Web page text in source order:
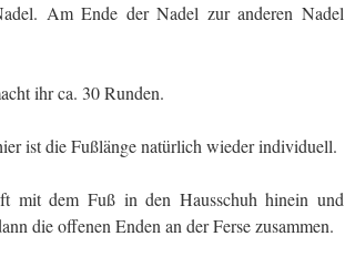
Am Ende der Nadel zur anderen Nadel
ihr ca. 30 Runden.
ist die Fußlänge natürlich wieder individuell.
mit dem Fuß in den Hausschuh hinein und
die offenen Enden an der Ferse zusammen.